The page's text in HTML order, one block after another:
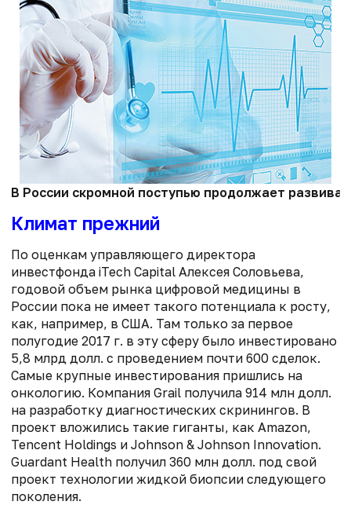
В России скромной поступью продолжает
Климат прежний
По оценкам управляющего директора
инвестфонда iTech Capital Алексея Соловьева,
годовой объем рынка цифровой медицины в
России пока не имеет такого потенциала к росту,
как, например, в США. Там только за первое
полугодие 2017 г. в эту сферу было инвестировано
5,8 млрд долл. с проведением почти 600 сделок.
Самые крупные инвестирования пришлись на
онкологию. Компания Grail получила 914 млн долл.
на разработку диагностических скринингов. В
проект вложились такие гиганты, как Amazon,
Tencent Holdings и Johnson & Johnson Innovation.
Guardant Health получил 360 млн долл. под свой
проект технологии жидкой биопсии следующего
поколения.